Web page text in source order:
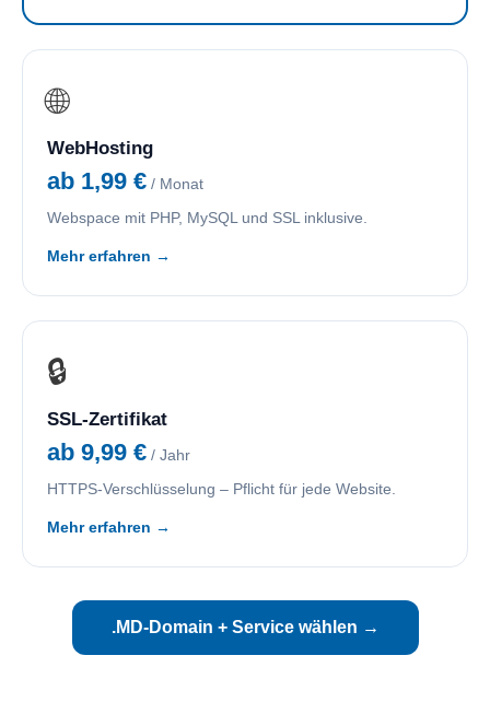
🌐
WebHosting
ab 1,99 € / Monat
Webspace mit PHP, MySQL und SSL inklusive.
Mehr erfahren →
🔒
SSL-Zertifikat
ab 9,99 € / Jahr
HTTPS-Verschlüsselung – Pflicht für jede Website.
Mehr erfahren →
.MD-Domain + Service wählen →